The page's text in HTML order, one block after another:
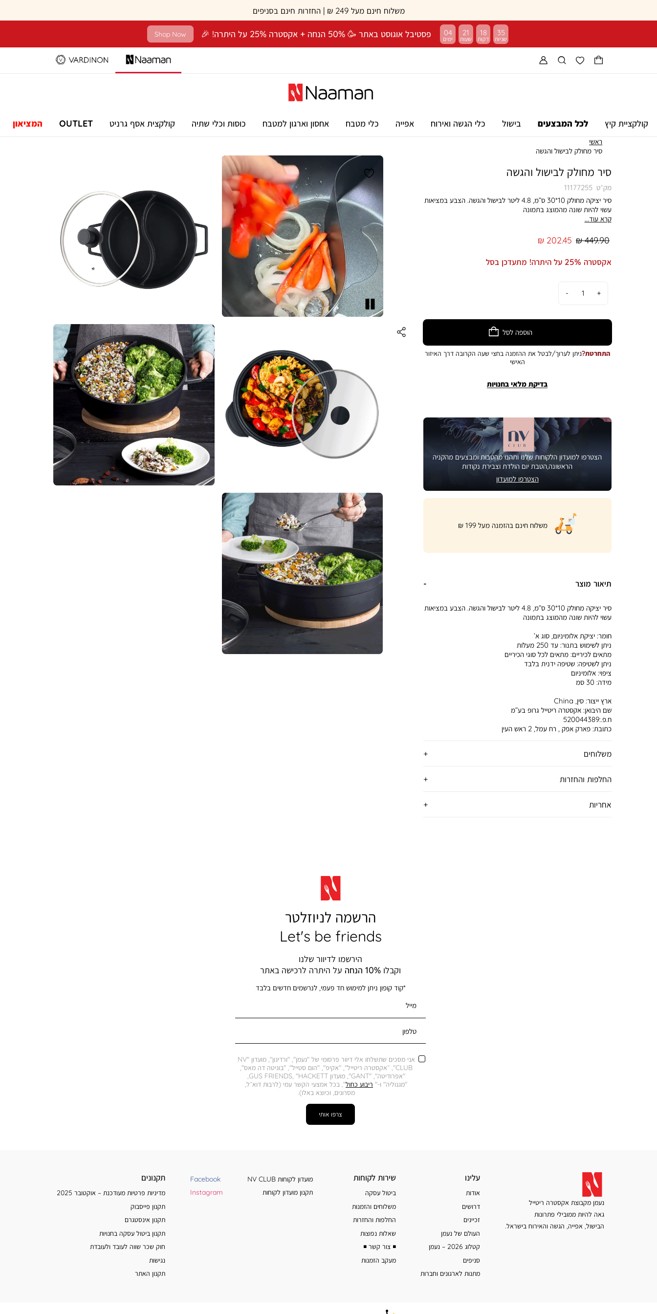
משלוח חינם מעל 249 ₪ | החזרות חינם בסניפים
פסטיבל אוגוסט באתר 🥳 50% הנחה + אקסטרה 25% על היתרה! 🎉 Shop Now 04 21 18 34
קולקציית קיץ לכל המבצעים בישול כלי הגשה ואירוח אפייה כלי מטבח אחסון וארגון למטבח כוסות וכלי שתיה קולקצית אסף גרניט OUTLET המציאון
ראשי
סיר מחולק לבישול והגשה
סיר מחולק לבישול והגשה
מק״ט 11177255
סיר יציקה מחולק 10*30 ס”מ, 4.8 ליטר לבישול והגשה. הצבע במציאות
עשוי להיות שונה מהמוצג בתמונה
קרא עוד...
מחיר
202.45 ₪
מחיר
449.90 ₪
אקסטרה 25% על היתרה! מתעדכן בסל
הוספה לסל
התחרטת?ניתן לערוך/לבטל את ההזמנה בחצי שעה הקרובה דרך האיזור
האישי
בדיקת מלאי בחנויות
הצטרפו למועדון הלקוחות שלנו ותהנו מהטבות ומבצעים מהקניה
הראשונה,הטבת יום הולדת וצבירת נקודות
הצטרפו למועדון
|
product
page
banner
משלוח חינם בהזמנה מעל 199 ₪
תיאור מוצר
משלוחים
החלפות והחזרות
אחריות
סיר יציקה מחולק 10*30 ס”מ, 4.8 ליטר לבישול והגשה. הצבע במציאות
עשוי להיות שונה מהמוצג בתמונה
חומר:יציקת אלומיניום, סוג א’
ניתן לשימוש בתנור:עד 250 מעלות
מתאים לכיריים:מתאים לכל סוגי הכיריים
ניתן לשטיפה:שטיפה ידנית בלבד
ציפוי:אלומיניום
מידה: 30 סמ
ארץ ייצור:סין, China
שם היבואן:אקסטרה ריטייל גרופ בע”מ
ח.פ.:520044389
כתובת:פארק אפק , רח עמל, 2 ראש העין
עצור
הרשמה לניוזלטר
Let's be friends
הירשמו לדיוור שלנו
וקבלו 10% הנחה על היתרה לרכישה באתר
*קוד קופון ניתן למימוש חד פעמי, לנרשמים חדשים בלבד
מייל
טלפון
אני מסכים שתשלחו אלי דיוור פרסומי של "נעמן", "ורדינון", מועדון "NV
CLUB", ״אקסטרה ריטייל", "אקיפ", "הום סטייל", "בוניטה דה מאס",
"מגנוליה" ו-" ריבוע כחול", בכל אמצעי הקשר עמי (לרבות דוא״ל,
מסרונים, וכיוצא באלו).
צרפו אותי
נעמן מקבוצת אקסטרה ריטייל
גאה להיות ממובילי פתרונות
הבישול, אפייה, הגשה והאירוח בישראל.
עלינו
עלינו
אודות
דרושים
זכיינים
העולם של נעמן
קטלוג 2026 – נעמן
סניפים
מתנות לארגונים וחברות
שירות
שירות לקוחות
ביטול עסקה
משלוחים והזמנות
החלפות והחזרות
שאלות נפוצות
◾️ צור קשר ◾️
מעקב הזמנות
מידע
נוסף
מועדון לקוחות NV CLUB
תקנון מועדון לקוחות
Facebook
Instagram
תקנונים
מדיניות פרטיות מעודכנת – אוקטובר 2025
תקנון פייסבוק
תקנון אינסטגרם
תקנון ביטול עסקה בחנויות
חוק שכר שווה לעובד ולעובדת
נגישות
תקנון האתר